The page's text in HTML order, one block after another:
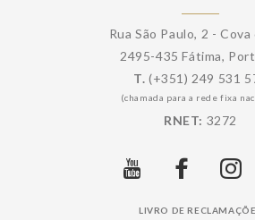
Rua São Paulo, 2 - Cova
2495-435 Fátima,
T. (+351) 249 531
(chamada para a rede fixa
RNET: 3272
LIVRO DE